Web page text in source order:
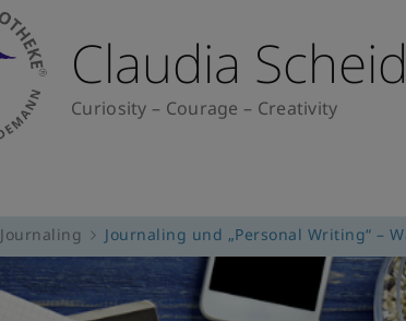
Claudia
Curiosity – Courage – Creativity
Journaling Journaling und „Personal Writing“ –